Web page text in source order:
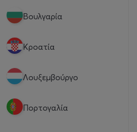
Βουλγαρία
Κροατία
Λουξεμβούργο
Πορτογαλία